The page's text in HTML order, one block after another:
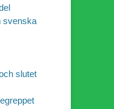
svenska
slutet